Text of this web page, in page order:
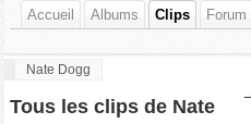
Accueil Albums Clips Forum
Nate Dogg
Tous les clips de Nate